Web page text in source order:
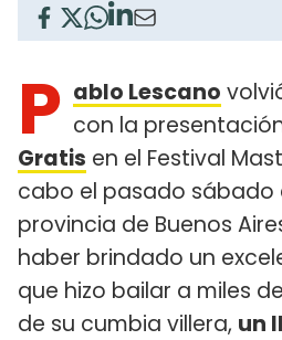
P ablo Lescano
con la
Gratis en el Festival
cabo el pasado sábado
provincia de Buenos
haber brindado un
que hizo bailar a miles
de su cumbia villera, un